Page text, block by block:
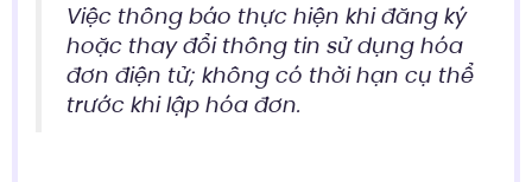
Việc thông báo thực hiện khi đăng ký
hoặc thay đổi thông tin sử dụng hóa
đơn điện tử; không có thời hạn cụ thể
trước khi lập hóa đơn.